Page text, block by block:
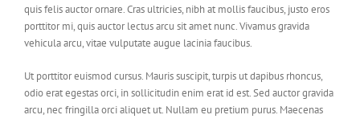
quis felis auctor ornare. Cras ultricies, nibh at mollis faucibus, justo eros
porttitor mi, quis auctor lectus arcu sit amet nunc. Vivamus gravida
vehicula arcu, vitae vulputate augue lacinia faucibus.
Ut porttitor euismod cursus. Mauris suscipit, turpis ut dapibus rhoncus,
odio erat egestas orci, in sollicitudin enim erat id est. Sed auctor gravida
arcu, nec fringilla orci aliquet ut. Nullam eu pretium purus. Maecenas